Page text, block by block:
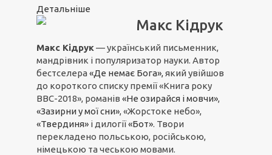
Детальніше
Макс Кідрук
Макс Кідрук— український письменник,
мандрівник і популяризатор науки. Автор
бестселера «Де немає Бога»,який увійшов
до короткого списку премії «Книга року
ВВС-2018», романів «Не озирайся і мовчи»,
«Зазирни у мої сни», «Жорстоке небо»,
«Твердиня» і дилогії«Бот». Твори
перекладено польською, російською,
німецькою та чеською мовами.